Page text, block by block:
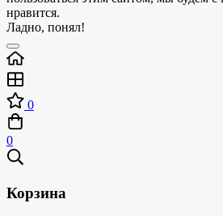
нравится.
Ладно, понял!
0
0
Корзина